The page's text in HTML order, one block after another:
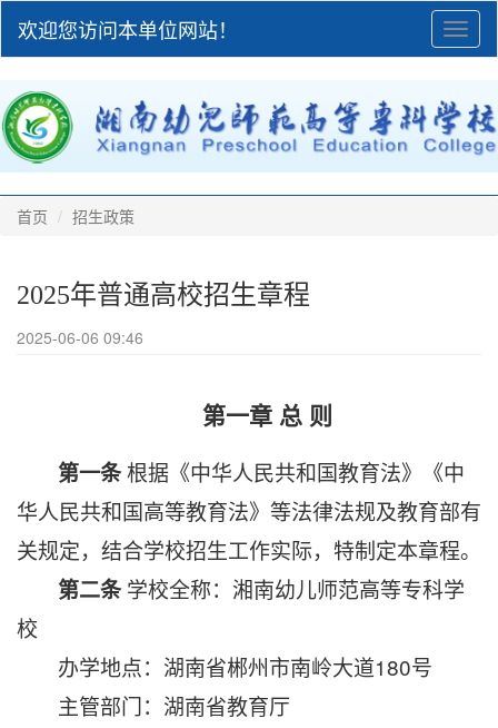
欢迎您访问本单位网站！
首页 招生政策
2025年普通高校招生章程
2025-06-06 09:46
第一章 总 则
第一条根据《中华人民共和国教育法》《中
华人民共和国高等教育法》等法律法规及教育部有
关规定，结合学校招生工作实际，特制定本章程。
第二条学校全称：湘南幼儿师范高等专科学
校
办学地点： 湖南省郴州市南岭大道180号
主管部门： 湖南省教育厅